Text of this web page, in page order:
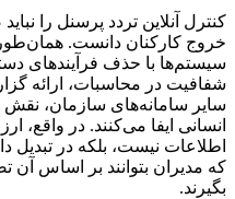
کنترل آنلاین تردد پرسنل را
خروج کارکنان دانست.
سیستم‌ها با حذف فرآیندهای
شفافیت در محاسبات، ارائه
سایر سامانه‌های سازمان، نقش
انسانی ایفا می‌کنند. در واقع،
اطلاعات نیست، بلکه در تبدیل
که مدیران بتوانند بر اساس آن
بگیرند.